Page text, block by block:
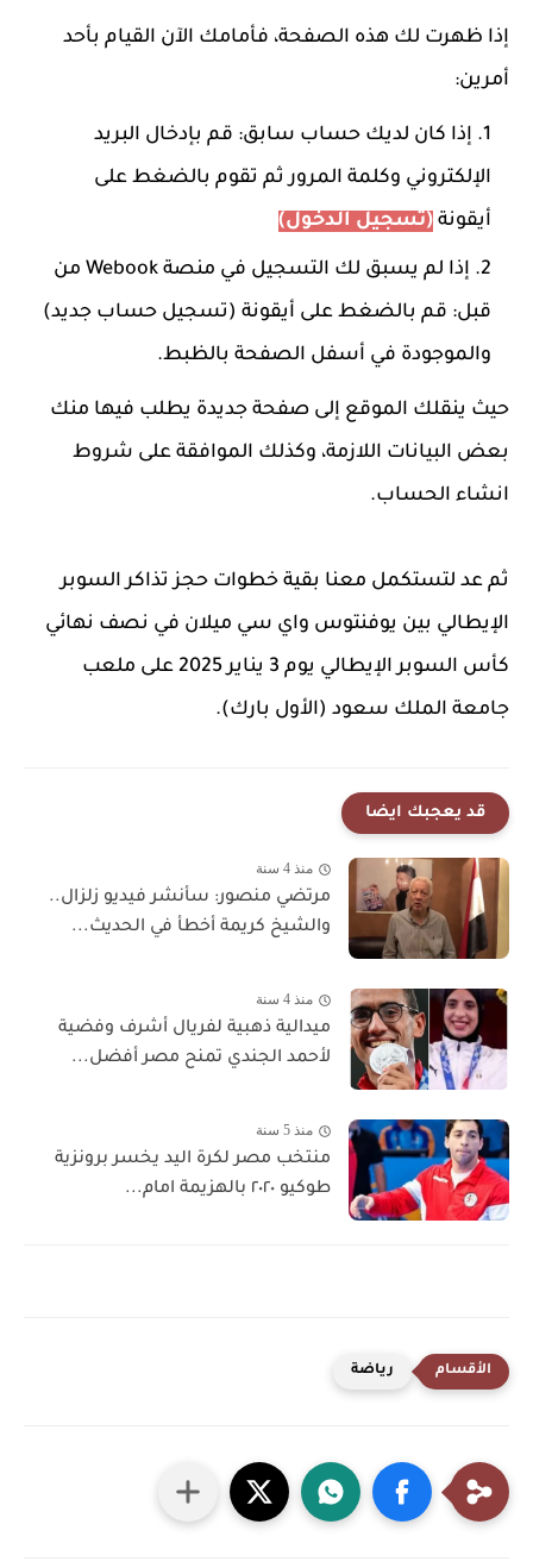
إذا ظهرت لك هذه الصفحة، فأمامك الآن القيام بأحد
أمرين:
إذا كان لديك حساب سابق: قم بإدخال البريد
الإلكتروني وكلمة المرور ثم تقوم بالضغط على
أيقونة (تسجيل الدخول)
إذا لم يسبق لك التسجيل في منصة Webook من
قبل: قم بالضغط على أيقونة (تسجيل حساب جديد)
والموجودة في أسفل الصفحة بالظبط.
حيث ينقلك الموقع إلى صفحة جديدة يطلب فيها منك
بعض البيانات اللازمة، وكذلك الموافقة على شروط
انشاء الحساب.
ثم عد لتستكمل معنا بقية خطوات حجز تذاكر السوبر
الإيطالي بين يوفنتوس واي سي ميلان في نصف نهائي
كأس السوبر الإيطالي يوم 3 يناير 2025 على ملعب
جامعة الملك سعود (الأول بارك).
قد يعجبك ايضا
منذ 4 سنة
مرتضي منصور: سأنشر فيديو زلزال..
والشيخ كريمة أخطأ في الحديث...
منذ 4 سنة
ميدالية ذهبية لفريال أشرف وفضية
لأحمد الجندي تمنح مصر أفضل...
منذ 5 سنة
منتخب مصر لكرة اليد يخسر برونزية
طوكيو ٢٠٢٠ بالهزيمة امام...
رياضة